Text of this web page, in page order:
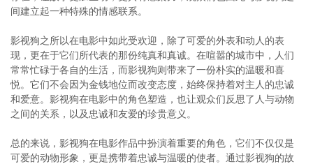
间建立起一种特殊的情感联系。
影视狗之所以在电影中如此受欢迎，除了可爱的外表和动人的表
现，更在于它们所代表的那份纯真和真诚。在喧嚣的城市中，人们
常常忙碌于各自的生活，而影视狗则带来了一份朴实的温暖和喜
悦。它们不会因为金钱地位而改变态度，始终保持着对主人的忠诚
和爱意。影视狗在电影中的角色塑造，也让观众们反思了人与动物
之间的关系，以及忠诚和友爱的珍贵意义。
总的来说，影视狗在电影作品中扮演着重要的角色，它们不仅仅是
可爱的动物形象，更是携带着忠诚与温暖的使者。通过影视狗的故